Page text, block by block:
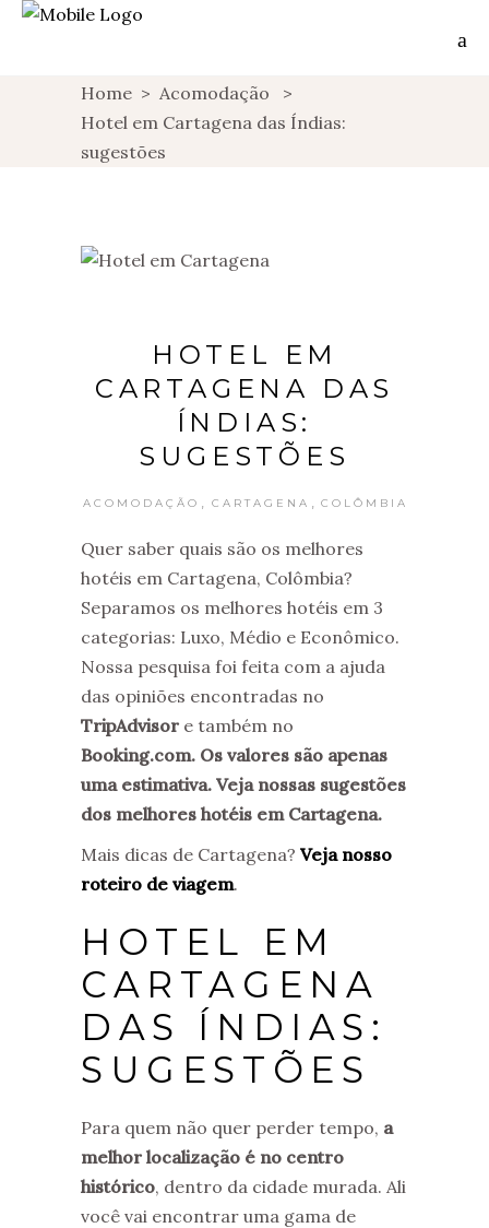
Home > Acomodação
>
Hotel em Cartagena das Índias:
sugestões
HOTEL EM
CARTAGENA DAS
ÍNDIAS:
SUGESTÕES
ACOMODAÇÃO CARTAGENA COLÔMBIA
Quer saber quais são os melhores
hotéis em Cartagena, Colômbia?
Separamos os melhores hotéis em 3
categorias: Luxo, Médio e Econômico.
Nossa pesquisa foi feita com a ajuda
das opiniões encontradas no
TripAdvisor e também no
Booking.com. Os valores são apenas
uma estimativa. Veja nossas sugestões
dos melhores hotéis em Cartagena.
Mais dicas de Cartagena? Veja nosso
roteiro de viagem.
HOTEL EM
CARTAGENA
DAS ÍNDIAS:
SUGESTÕES
Para quem não quer perder tempo, a
melhor localização é no centro
histórico, dentro da cidade murada. Ali
você vai encontrar uma gama de